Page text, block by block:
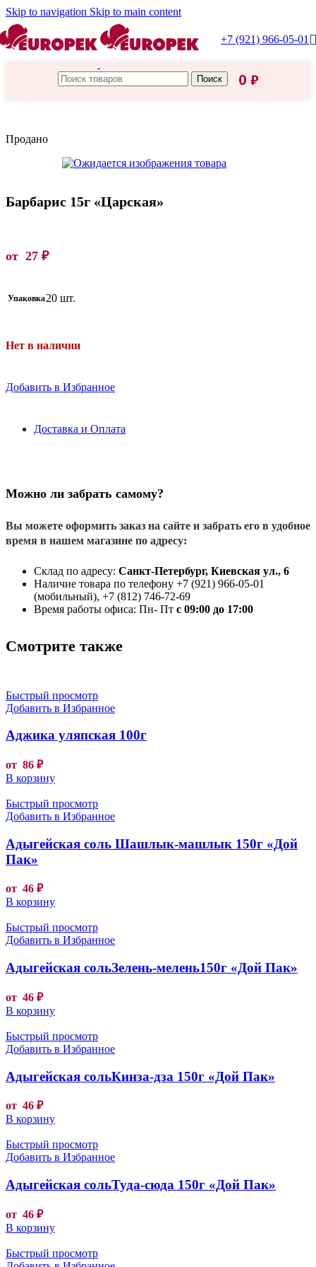
Skip to navigation Skip to main content
+7 (921) 966-05-01
Поиск 0 ₽
Продано
Барбарис 15г «Царская»
от 27 ₽
Упаковка20 шт.
Нет в наличии
Добавить в Избранное
Доставка и Оплата
Можно ли забрать самому?
Вы можете оформить заказ на сайте и забрать его в удобное
время в нашем магазине по адресу:
Склад по адресу: Санкт-Петербург, Киевская ул., 6
Наличие товара по телефону +7 (921) 966-05-01
(мобильный), +7 (812) 746-72-69
Время работы офиса: Пн- Пт с 09:00 до 17:00
Смотрите также
Быстрый просмотр
Добавить в Избранное
Аджика уляпская 100г
от 86 ₽
В корзину
Быстрый просмотр
Добавить в Избранное
Адыгейская соль Шашлык-машлык 150г «Дой
Пак»
от 46 ₽
В корзину
Быстрый просмотр
Добавить в Избранное
Адыгейская сольЗелень-мелень150г «Дой Пак»
от 46 ₽
В корзину
Быстрый просмотр
Добавить в Избранное
Адыгейская сольКинза-дза 150г «Дой Пак»
от 46 ₽
В корзину
Быстрый просмотр
Добавить в Избранное
Адыгейская сольТуда-сюда 150г «Дой Пак»
от 46 ₽
В корзину
Быстрый просмотр